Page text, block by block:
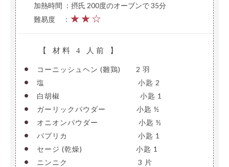
加熱時間 ：摂氏 200度のオーブンで 35分
難易度
： ★★☆
【 材料 4 人前 】
• コーニッシュヘン (雛鶏) 2 羽
• 塩 小匙 2
• 白胡椒 小匙 1
• ガーリックパウダー 小匙 ½
• オニオンパウダー 小匙 ½
• パプリカ 小匙 1
• セージ (乾燥) 小匙 1
• ニンニク 3 片